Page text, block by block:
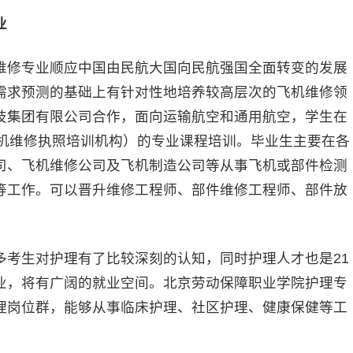
业顺应中国由民航大国向民航强国全面转变的发展
预测的基础上有针对性地培养较高层次的飞机维修领
团有限公司合作，面向运输航空和通用航空，学生在
修执照培训机构）的专业课程培训。毕业生主要在各
飞机维修公司及飞机制造公司等从事飞机或部件检测
作。可以晋升维修工程师、部件维修工程师、部件放
对护理有了比较深刻的认知，同时护理人才也是21
将有广阔的就业空间。北京劳动保障职业学院护理专
位群，能够从事临床护理、社区护理、健康保健等工